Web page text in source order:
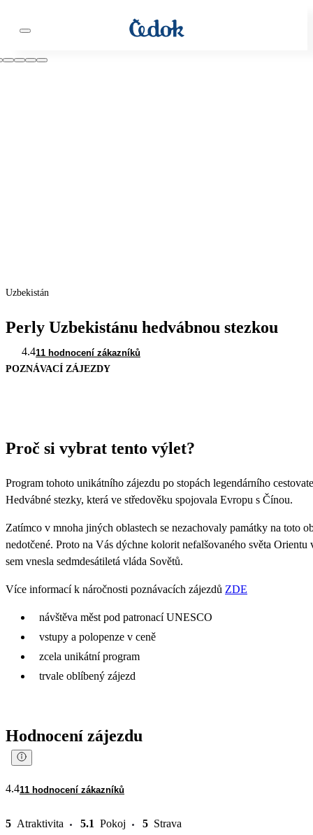
Uzbekistán
Perly Uzbekistánu hedvábnou stezkou
4.411 hodnocení zákazníků
POZNÁVACÍ ZÁJEZDY
Proč si vybrat tento výlet?
Program tohoto unikátního zájezdu po stopách legendárního
Hedvábné stezky, která ve středověku spojovala Evropu s Čínou.
Zatímco v mnoha jiných oblastech se nezachovaly památky na toto
nedotčené. Proto na Vás dýchne kolorit nefalšovaného světa
sem vnesla sedmdesátiletá vláda Sovětů.
Více informací k náročnosti poznávacích zájezdů ZDE
návštěva měst pod patronací UNESCO
vstupy a polopenze v ceně
zcela unikátní program
trvale oblíbený zájezd
Hodnocení zájezdu
4.411 hodnocení zákazníků
5 Atraktivita 5.1 Pokoj 5 Strava